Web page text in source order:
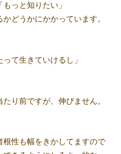
っと知りたい」
どうかにかかっています。
て生きていけるし」
り前ですが、伸びません。
性も幅をきかしてますので